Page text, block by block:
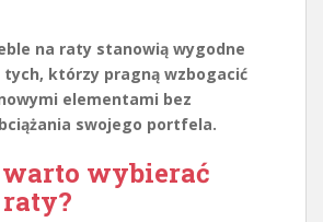
na raty stanowią wygodne
tych, którzy pragną wzbogacić
elementami bez
swojego portfela.
warto wybierać